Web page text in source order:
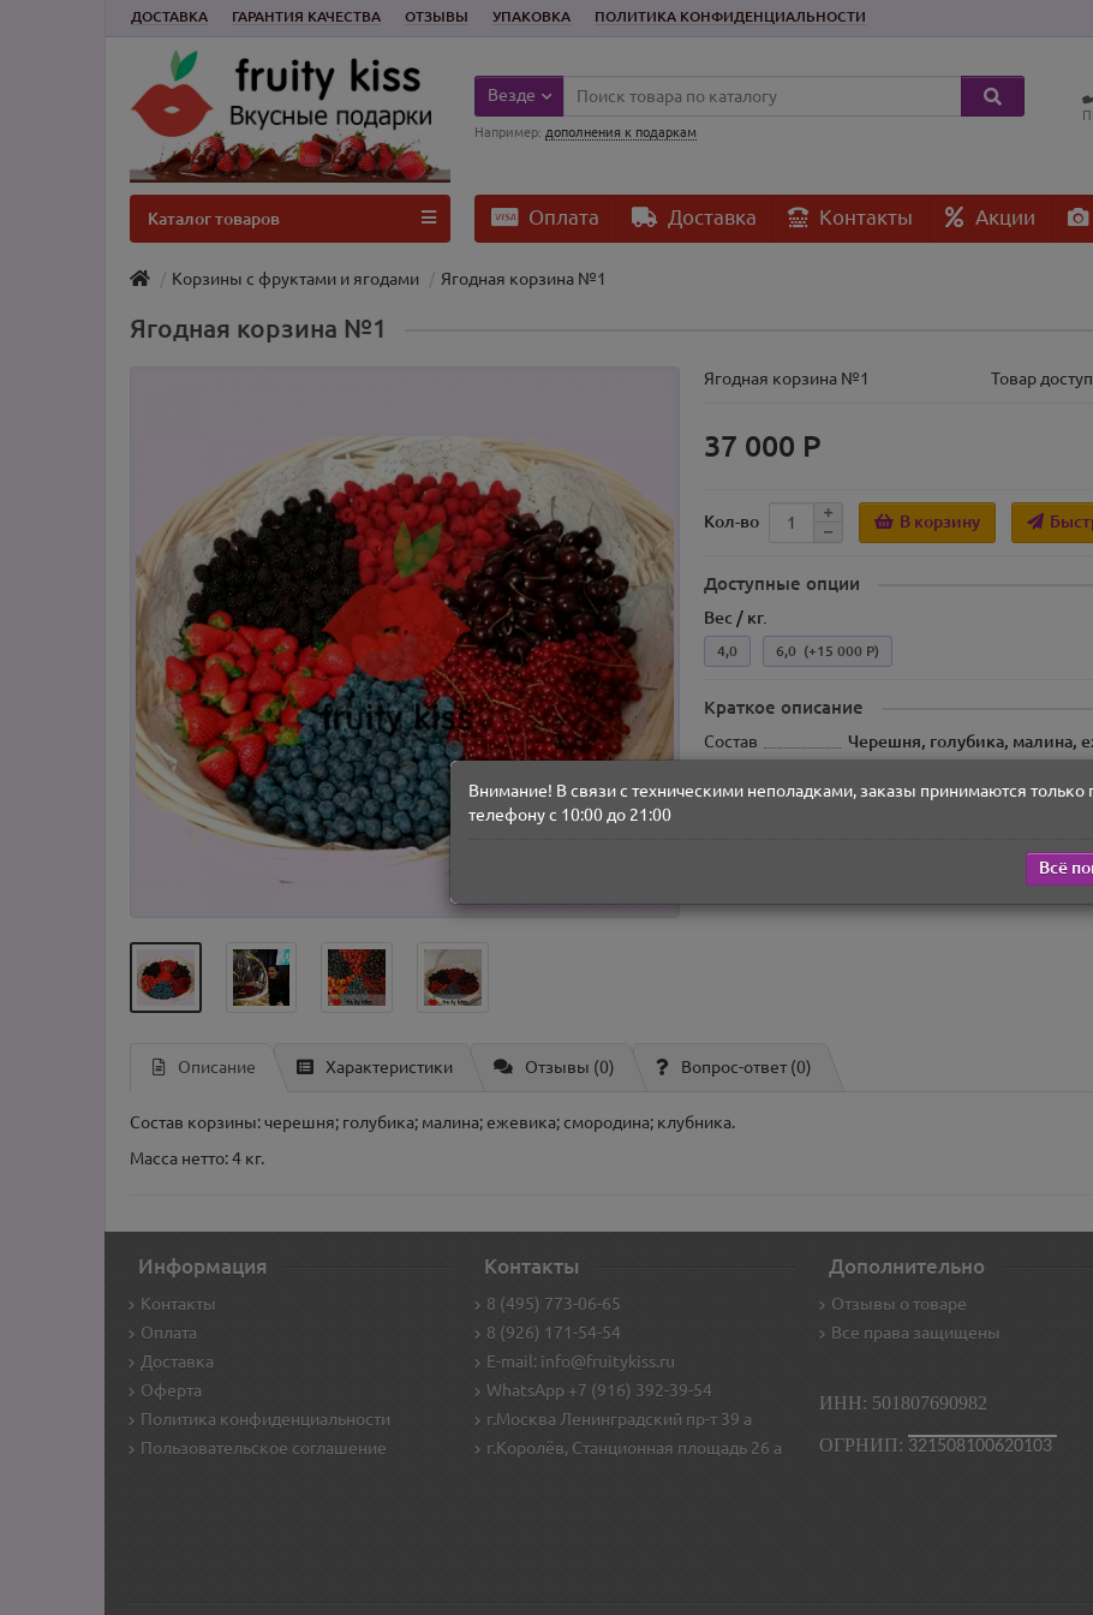
ДОСТАВКА ГАРАНТИЯ КАЧЕСТВА ОТЗЫВЫ УПАКОВКА ПОЛИТИКА КОНФИДЕНЦИАЛЬНОСТИ
Везде
Например: дополнения к подаркам
Оплата Доставка Контакты Акции
Каталог товаров
Корзины с фруктами и ягодами Ягодная корзина №1
Ягодная корзина №1
Ягодная корзина №1 Товар
37 000 Р
Кол-во В корзину
Доступные опции
Вес / кг.
4,0 6,0 (+15 000 Р)
Краткое описание
Состав
Черешня, голубика, малина,
ВЕС
Описание Характеристики Отзывы (0) Вопрос-ответ(0)
Состав корзины: черешня; голубика; малина; ежевика; смородина; клубника.
Масса нетто: 4 кг.
Информация
Контакты
Оплата
Доставка
Оферта
Политика конфиденциальности
Пользовательское соглашение
Контакты
8 (495) 773-06-65
8 (926) 171-54-54
E-mail: info@fruitykiss.ru
WhatsApp +7 (916) 392-39-54
г.Москва Ленинградский пр-т 39 а
г.Королёв, Станционная площадь 26 а
Дополнительно
Отзывы о товаре
Все права защищены
ИНН: 501807690982
ОГРНИП: 321508100620103
Внимание! В связи с техническими неполадками, заказы принимаются только
телефону с 10:00 до 21:00
Всё